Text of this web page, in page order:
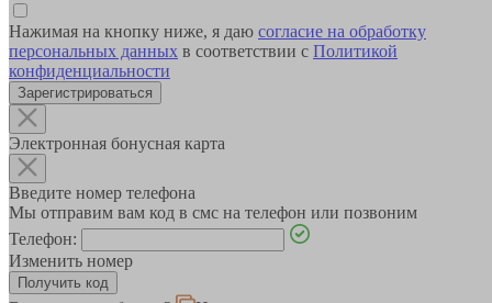
Нажимая на кнопку ниже, я даю согласие на обработку
персональных данных в соответствии с Политикой
конфиденциальности
Зарегистрироваться
Электронная бонусная карта
Введите номер телефона
Мы отправим вам код в смс на телефон или позвоним
Телефон:
Изменить номер